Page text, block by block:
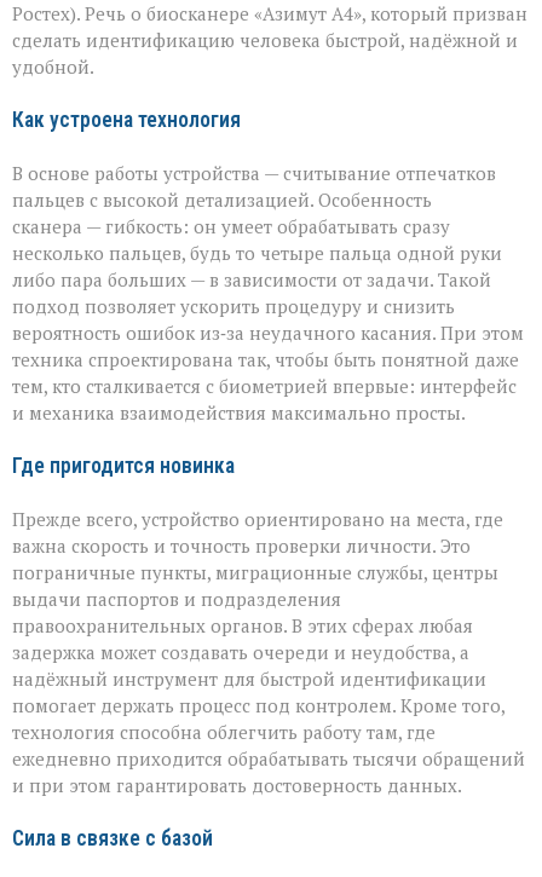
биосканер
от
«Азимута»
Ростех). Речь о биосканере «Азимут А4», который призван
сделать идентификацию человека быстрой, надёжной и
удобной.
Как устроена технология
В основе работы устройства — считывание отпечатков
пальцев с высокой детализацией. Особенность
сканера — гибкость: он умеет обрабатывать сразу
несколько пальцев, будь то четыре пальца одной руки
либо пара больших — в зависимости от задачи. Такой
подход позволяет ускорить процедуру и снизить
вероятность ошибок из‑за неудачного касания. При этом
техника спроектирована так, чтобы быть понятной даже
тем, кто сталкивается с биометрией впервые: интерфейс
и механика взаимодействия максимально просты.
Где пригодится новинка
Прежде всего, устройство ориентировано на места, где
важна скорость и точность проверки личности. Это
пограничные пункты, миграционные службы, центры
выдачи паспортов и подразделения
правоохранительных органов. В этих сферах любая
задержка может создавать очереди и неудобства, а
надёжный инструмент для быстрой идентификации
помогает держать процесс под контролем. Кроме того,
технология способна облегчить работу там, где
ежедневно приходится обрабатывать тысячи обращений
и при этом гарантировать достоверность данных.
Сила в связке с базой